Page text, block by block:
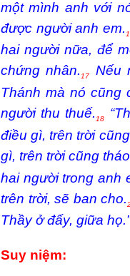
một mình anh với
được người anh em.
hai người nữa, để
chứng nhân. 17
Nếu
Thánh mà nó cũng
người thu thuế. 18
điều gì, trên trời
gì, trên trời cũng
hai người trong anh
trên trời, sẽ ban cho.
Thầy ở đấy, giữa họ.”
Suy niệm: